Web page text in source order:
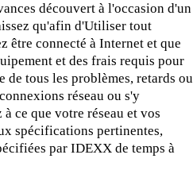
découvert à l'occasion d'un
qu'afin d'Utiliser tout
être connecté à Internet et que
et des frais requis pour
tous les problèmes, retards ou
réseau ou s'y
ce que votre réseau et vos
spécifications pertinentes,
par IDEXX de temps à